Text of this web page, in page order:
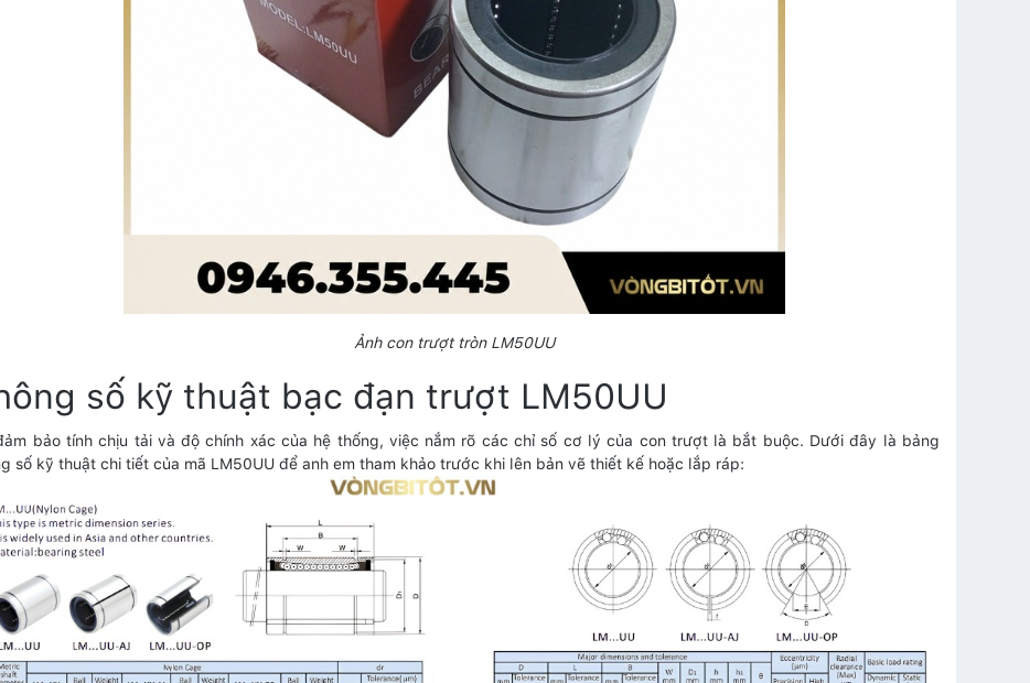
Ảnh con trượt tròn LM50UU
số kỹ thuật bạc đạn trượt LM50UU
bảo tính chịu tải và độ chính xác của hệ thống, việc nắm rõ các chỉ số cơ lý của con trượt là bắt buộc. Dưới đây là bảng
số kỹ thuật chi tiết của mã LM50UU để anh em tham khảo trước khi lên bản vẽ thiết kế hoặc lắp ráp: